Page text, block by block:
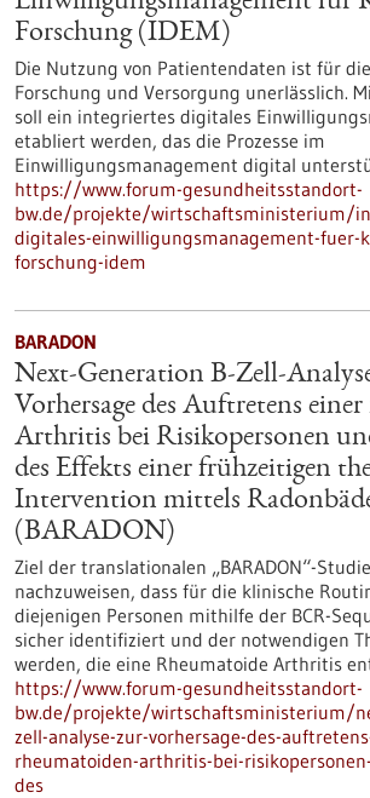
Forschung (IDEM)
Die Nutzung von Patientendaten ist für
Forschung und Versorgung unerlässlich.
soll ein integriertes digitales
etabliert werden, das die Prozesse im
Einwilligungsmanagement digital
https://www.forum-gesundheitsstandort-
bw.de/projekte/wirtschaftsministerium/
digitales-einwilligungsmanagement-fuer-
forschung-idem
BARADON
Next-Generation B-Zell-
Vorhersage des Auftretens
Arthritis bei Risikopersonen
des Effekts einer frühzeitigen
Intervention mittels
(BARADON)
Ziel der translationalen „BARADON“-
nachzuweisen, dass für die klinische
diejenigen Personen mithilfe der BCR-
sicher identifiziert und der notwendigen
werden, die eine Rheumatoide Arthritis
https://www.forum-gesundheitsstandort-
bw.de/projekte/wirtschaftsministerium/
zell-analyse-zur-vorhersage-des-
rheumatoiden-arthritis-bei-
des